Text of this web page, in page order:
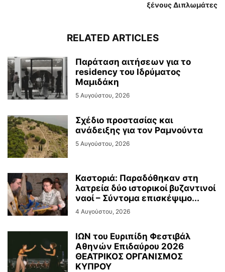
ξένους Διπλωμάτες
RELATED ARTICLES
Παράταση αιτήσεων για το
residency του Ιδρύματος
Μαμιδάκη
5 Αυγούστου, 2026
Σχέδιο προστασίας και
ανάδειξης για τον Ραμνούντα
5 Αυγούστου, 2026
Καστοριά: Παραδόθηκαν στη
λατρεία δύο ιστορικοί βυζαντινοί
ναοί – Σύντομα επισκέψιμο...
4 Αυγούστου, 2026
ΙΩΝ του Ευριπίδη Φεστιβάλ
Αθηνών Επιδαύρου 2026
ΘΕΑΤΡΙΚΟΣ ΟΡΓΑΝΙΣΜΟΣ
ΚΥΠΡΟΥ